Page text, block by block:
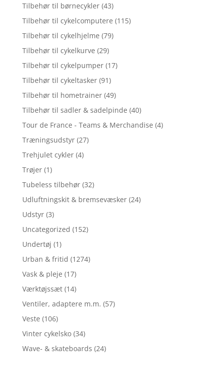
Tilbehør til børnecykler (43)
Tilbehør til cykelcomputere (115)
Tilbehør til cykelhjelme (79)
Tilbehør til cykelkurve (29)
Tilbehør til cykelpumper (17)
Tilbehør til cykeltasker (91)
Tilbehør til hometrainer (49)
Tilbehør til sadler & sadelpinde (40)
Tour de France - Teams & Merchandise (4)
Træningsudstyr (27)
Trehjulet cykler (4)
Trøjer (1)
Tubeless tilbehør (32)
Udluftningskit & bremsevæsker (24)
Udstyr (3)
Uncategorized (152)
Undertøj (1)
Urban & fritid (1274)
Vask & pleje (17)
Værktøjssæt (14)
Ventiler, adaptere m.m. (57)
Veste (106)
Vinter cykelsko (34)
Wave- & skateboards (24)